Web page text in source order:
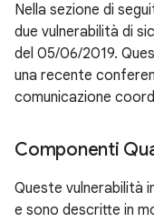
Nella sezione di
due vulnerabilità di
del 05/06/2019.
una recente
comunicazione
Componenti
Queste vulnerabilità
e sono descritte in